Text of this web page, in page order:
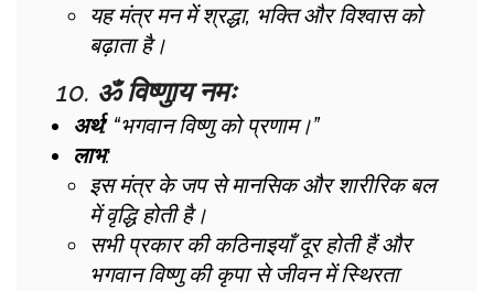
यह मंत्र मन में श्रद्धा, भक्ति और विश्वास को
बढ़ाता है।
10. ॐ विष्णुाय नमः
अर्थ: “भगवान विष्णु को प्रणाम।”
लाभ:
इस मंत्र के जप से मानसिक और शारीरिक बल
में वृद्धि होती है।
सभी प्रकार की कठिनाइयाँ दूर होती हैं और
भगवान विष्णु की कृपा से जीवन में स्थिरता